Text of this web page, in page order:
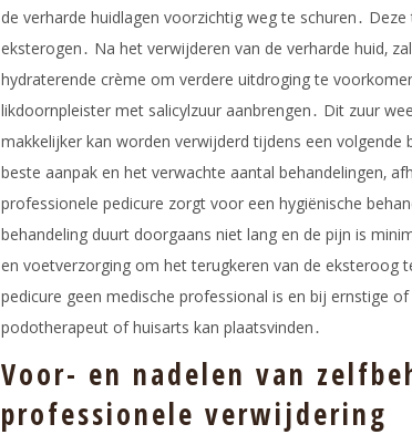
de verharde huidlagen voorzichtig weg te schuren․
eksterogen․ Na het verwijderen van de verharde huid‚
hydraterende crème om verdere uitdroging te
likdoornpleister met salicylzuur aanbrengen․ Dit zuur
makkelijker kan worden verwijderd tijdens een volgende
beste aanpak en het verwachte aantal behandelingen‚
professionele pedicure zorgt voor een hygiënische
behandeling duurt doorgaans niet lang en de pijn is
en voetverzorging om het terugkeren van de
pedicure geen medische professional is en bij ernstige
podotherapeut of huisarts kan plaatsvinden․
Voor- en nadelen van
professionele verwijdering